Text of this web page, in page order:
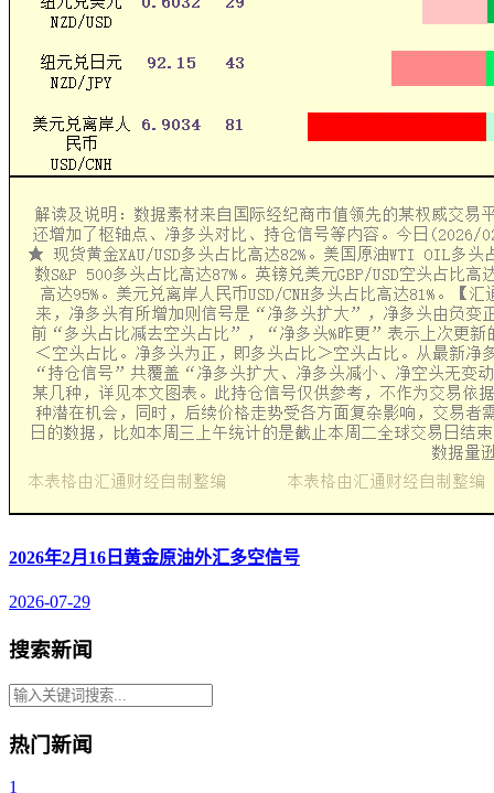
2026年2月16日黄金原油外汇多空信号
2026-07-29
搜索新闻
热门新闻
1